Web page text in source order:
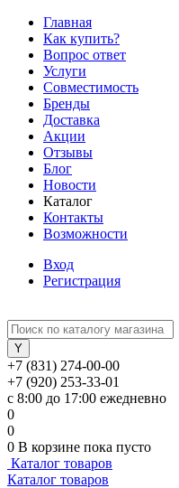
Главная
Как купить?
Вопрос ответ
Услуги
Совместимость
Бренды
Доставка
Акции
Отзывы
Блог
Новости
Каталог
Контакты
Возможности
Вход
Регистрация
+7 (831) 274-00-00
+7 (920) 253-33-01
с 8:00 до 17:00 ежедневно
0
0
0 В корзине пока пусто
Каталог товаров
Каталог товаров